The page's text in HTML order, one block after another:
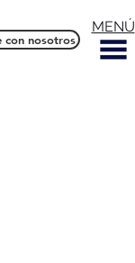
con nosotros
MENÚ